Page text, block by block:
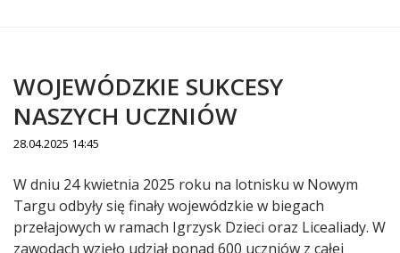
WOJEWÓDZKIE SUKCESY
NASZYCH UCZNIÓW
28.04.2025 14:45
Treść
W dniu 24 kwietnia 2025 roku na lotnisku w Nowym
Targu odbyły się finały wojewódzkie w biegach
przełajowych w ramach Igrzysk Dzieci oraz Licealiady. W
zawodach wzięło udział ponad 600 uczniów z całej